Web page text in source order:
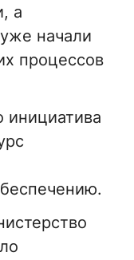
а
начали
процессов
инициатива